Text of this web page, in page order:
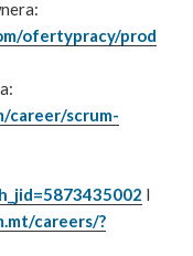
ofertypracy/prod
career/scrum-
I
careers/?